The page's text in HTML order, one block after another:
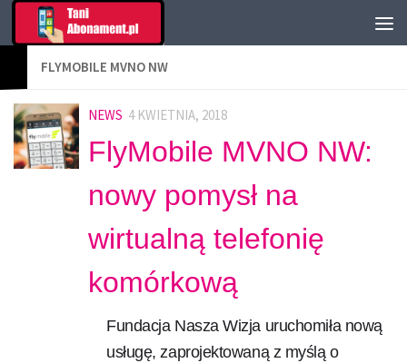
FLYMOBILE MVNO NW
NEWS 4 KWIETNIA, 2018
FlyMobile MVNO NW:
nowy pomysł na
wirtualną telefonię
komórkową
Fundacja Nasza Wizja uruchomiła nową
usługę, zaprojektowaną z myślą o